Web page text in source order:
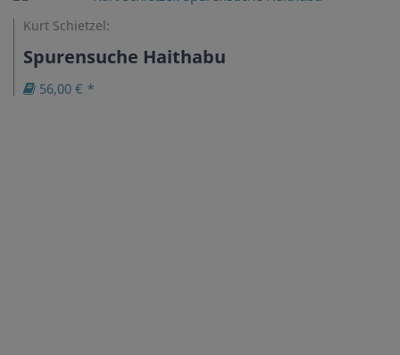
Kurt Schietzel:
Spurensuche Haithabu
56,00 € *